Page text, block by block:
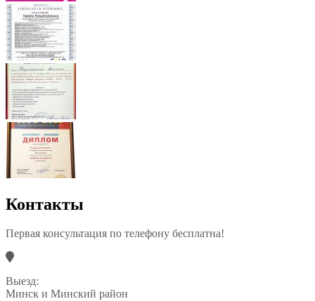
Контакты
Первая консультация по телефону бесплатна!
Выезд:
Минск и Минский район